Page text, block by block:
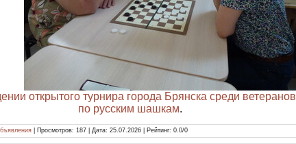
открытого турнира города Брянска среди ветеранов
по русским шашкам.
| Просмотров: 187 | Дата: 25.07.2026 | Рейтинг: 0.0/0